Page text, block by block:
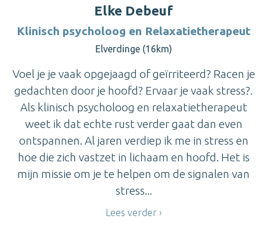
Elke Debeuf
Klinisch psycholoog en Relaxatietherapeut
Elverdinge (16km)
Voel je je vaak opgejaagd of geïrriteerd? Racen je
gedachten door je hoofd? Ervaar je vaak stress?.
Als klinisch psycholoog en relaxatietherapeut
weet ik dat echte rust verder gaat dan even
ontspannen. Al jaren verdiep ik me in stress en
hoe die zich vastzet in lichaam en hoofd. Het is
mijn missie om je te helpen om de signalen van
stress...
Lees verder